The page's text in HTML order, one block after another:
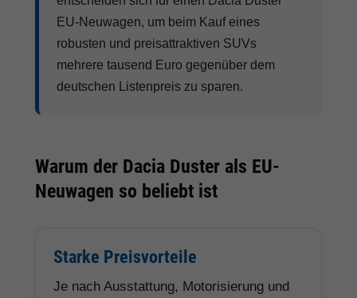
EU-Neuwagen, um beim Kauf eines
robusten und preisattraktiven SUVs
mehrere tausend Euro gegenüber dem
deutschen Listenpreis zu sparen.
Warum der Dacia Duster als EU-
Neuwagen so beliebt ist
Starke Preisvorteile
Je nach Ausstattung, Motorisierung und